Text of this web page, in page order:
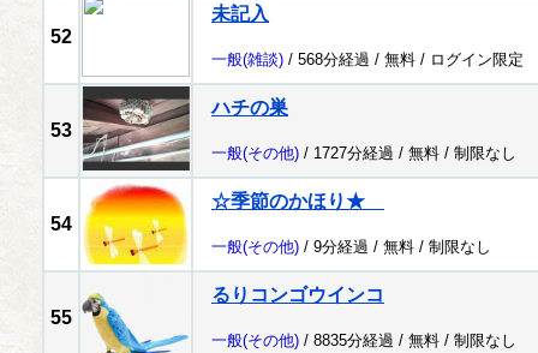
52
未記入
一般(雑談) / 568分経過 / 無料 / ログイン限定
53
ハチの巣
一般(その他) / 1727分経過 / 無料 / 制限なし
54
☆季節のかほり★
一般(その他) / 9分経過 / 無料 / 制限なし
55
るりコンゴウインコ
一般(その他) / 8835分経過 / 無料 / 制限なし